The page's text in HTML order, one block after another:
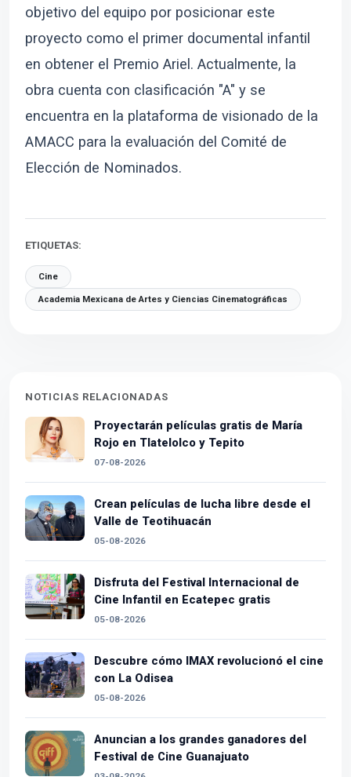
objetivo del equipo por posicionar este
proyecto como el primer documental infantil
en obtener el Premio Ariel. Actualmente, la
obra cuenta con clasificación "A" y se
encuentra en la plataforma de visionado de la
AMACC para la evaluación del Comité de
Elección de Nominados.
ETIQUETAS:
Cine
Academia Mexicana de Artes y Ciencias Cinematográficas
NOTICIAS RELACIONADAS
Proyectarán películas gratis de María
Rojo en Tlatelolco y Tepito
07-08-2026
Crean películas de lucha libre desde el
Valle de Teotihuacán
05-08-2026
Disfruta del Festival Internacional de
Cine Infantil en Ecatepec gratis
05-08-2026
Descubre cómo IMAX revolucionó el cine
con La Odisea
05-08-2026
Anuncian a los grandes ganadores del
Festival de Cine Guanajuato